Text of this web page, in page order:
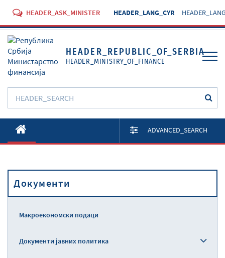
HEADER_ASK_MINISTER HEADER_LANG_CYR
HEADER_REPUBLIC_OF_SERBIA
HEADER_MINISTRY_OF_FINANCE
O Министарству
Активности
Прописи
ADVANCED_SEARCH
Документи
Макроекономски подаци
Документи јавних политика